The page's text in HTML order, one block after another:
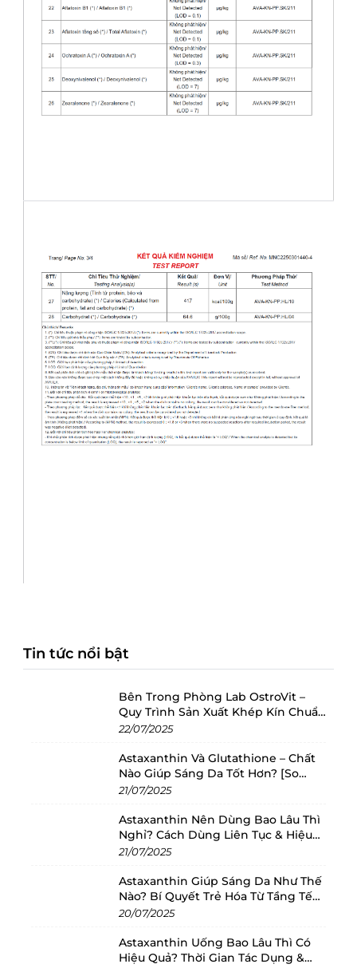
Tin tức nổi bật
Bên Trong Phòng Lab OstroVit –
Quy Trình Sản Xuất Khép Kín Chuẩn
Châu Âu
22/07/2025
Astaxanthin Và Glutathione – Chất
Nào Giúp Sáng Da Tốt Hơn? [So
Sánh 2025]
21/07/2025
Astaxanthin Nên Dùng Bao Lâu Thì
Nghỉ? Cách Dùng Liên Tục & Hiệu
Quả Nhất
21/07/2025
Astaxanthin Giúp Sáng Da Như Thế
Nào? Bí Quyết Trẻ Hóa Từ Tầng Tế
Bào
20/07/2025
Astaxanthin Uống Bao Lâu Thì Có
Hiệu Quả? Thời Gian Tác Dụng &